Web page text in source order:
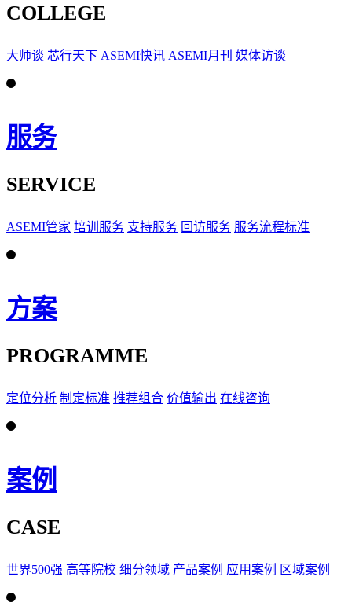
COLLEGE
大师谈 芯行天下 ASEMI快讯 ASEMI月刊 媒体访谈
服务
SERVICE
ASEMI管家 培训服务 支持服务 回访服务 服务流程标准
方案
PROGRAMME
定位分析 制定标准 推荐组合 价值输出 在线咨询
案例
CASE
世界500强 高等院校 细分领域 产品案例 应用案例 区域案例